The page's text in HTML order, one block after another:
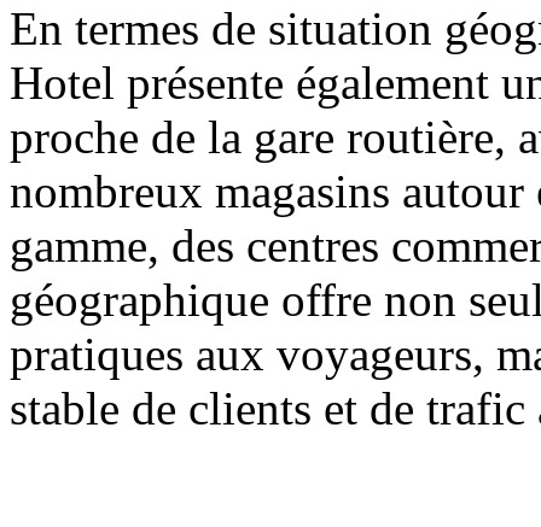
En termes de situation
Hotel présente également
proche de la gare routière,
nombreux magasins autour
gamme, des centres
géographique offre non
pratiques aux voyageurs,
stable de clients et de